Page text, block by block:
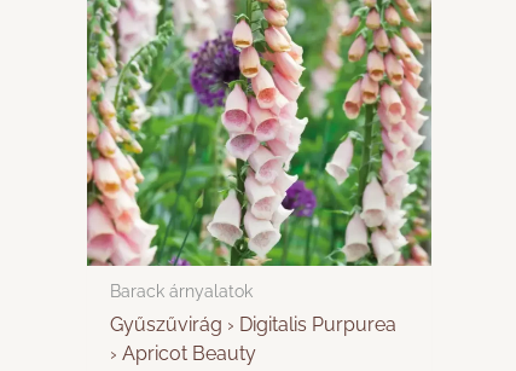
Barack árnyalatok
Gyűszűvirág › Digitalis Purpurea
› Apricot Beauty